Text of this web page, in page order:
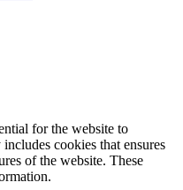
for the website to
cookies that ensures
of the website. These